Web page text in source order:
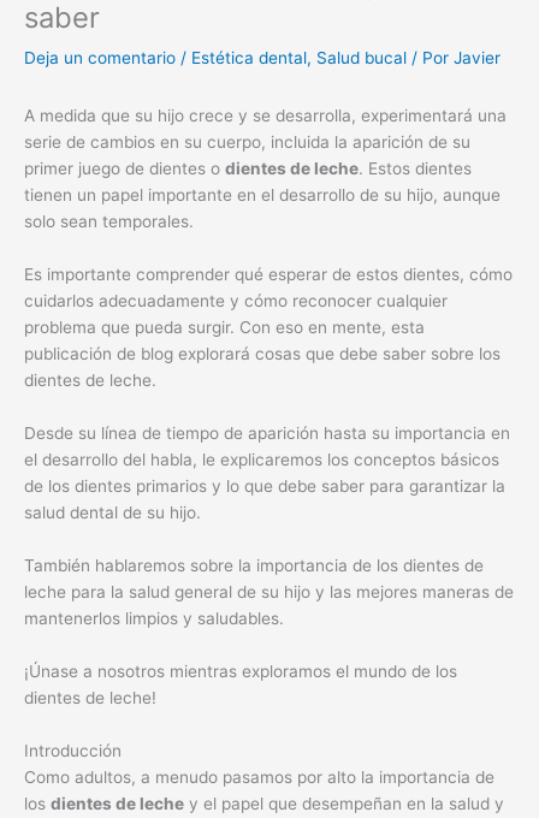
saber
Deja un comentario / Estética dental, Salud bucal / Por Javier
A medida que su hijo crece y se desarrolla, experimentará una
serie de cambios en su cuerpo, incluida la aparición de su
primer juego de dientes o dientes de leche. Estos dientes
tienen un papel importante en el desarrollo de su hijo, aunque
solo sean temporales.
Es importante comprender qué esperar de estos dientes, cómo
cuidarlos adecuadamente y cómo reconocer cualquier
problema que pueda surgir. Con eso en mente, esta
publicación de blog explorará cosas que debe saber sobre los
dientes de leche.
Desde su línea de tiempo de aparición hasta su importancia en
el desarrollo del habla, le explicaremos los conceptos básicos
de los dientes primarios y lo que debe saber para garantizar la
salud dental de su hijo.
También hablaremos sobre la importancia de los dientes de
leche para la salud general de su hijo y las mejores maneras de
mantenerlos limpios y saludables.
¡Únase a nosotros mientras exploramos el mundo de los
dientes de leche!
Introducción
Como adultos, a menudo pasamos por alto la importancia de
los dientes de leche y el papel que desempeñan en la salud y